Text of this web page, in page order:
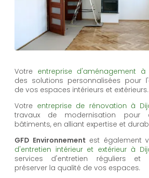
Votre entreprise d'aménagement à
des solutions personnalisées pour
de vos espaces intérieurs et extérieurs.
Votre entreprise de rénovation à
travaux de modernisation pour
bâtiments, en alliant expertise et
GFD Environnement est également
d'entretien intérieur et extérieur à
services d'entretien réguliers et
préserver la qualité de vos espaces.